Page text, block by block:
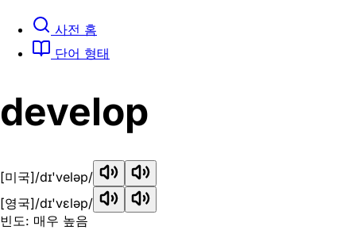
사전 홈
단어 형태
develop
[미국]/dɪ'veləp/
[영국]/dɪ'vɛləp/
빈도: 매우 높음